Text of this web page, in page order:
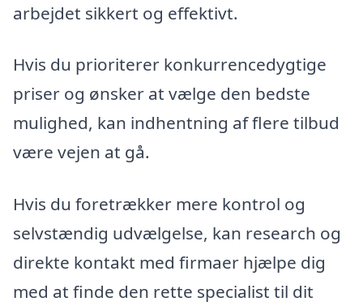
arbejdet sikkert og effektivt.
Hvis du prioriterer konkurrencedygtige
priser og ønsker at vælge den bedste
mulighed, kan indhentning af flere tilbud
være vejen at gå.
Hvis du foretrækker mere kontrol og
selvstændig udvælgelse, kan research og
direkte kontakt med firmaer hjælpe dig
med at finde den rette specialist til dit